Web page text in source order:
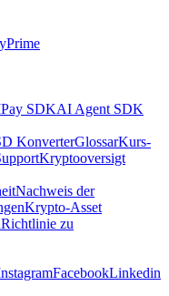
Prime
Pay SDKAI Agent SDK
KonverterGlossarKurs-
Kryptooversigt
Nachweis der
Krypto-Asset
Richtlinie zu
FacebookLinkedin